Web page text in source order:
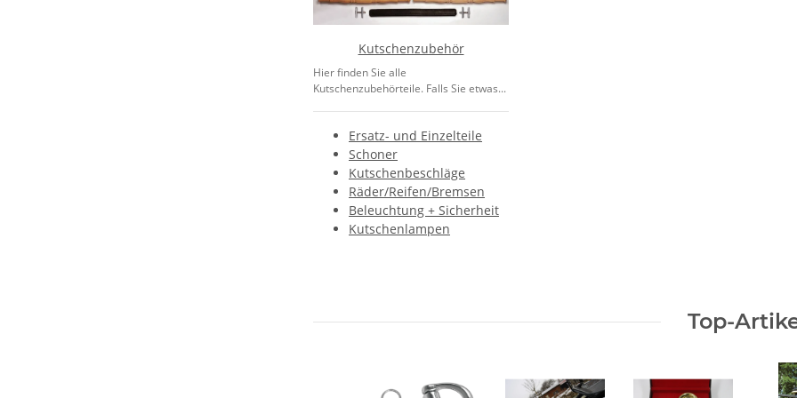
Kutschenzubehör
Hier finden Sie alle
Kutschenzubehörteile. Falls Sie etwas...
Ersatz- und Einzelteile
Schoner
Kutschenbeschläge
Räder/Reifen/Bremsen
Beleuchtung + Sicherheit
Kutschenlampen
Top-